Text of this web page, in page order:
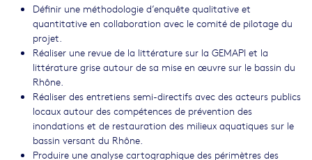
Définir une méthodologie d’enquête qualitative et
quantitative en collaboration avec le comité de pilotage du
projet.
Réaliser une revue de la littérature sur la GEMAPI et la
littérature grise autour de sa mise en œuvre sur le bassin du
Rhône.
Réaliser des entretiens semi-directifs avec des acteurs publics
locaux autour des compétences de prévention des
inondations et de restauration des milieux aquatiques sur le
bassin versant du Rhône.
Produire une analyse cartographique des périmètres des